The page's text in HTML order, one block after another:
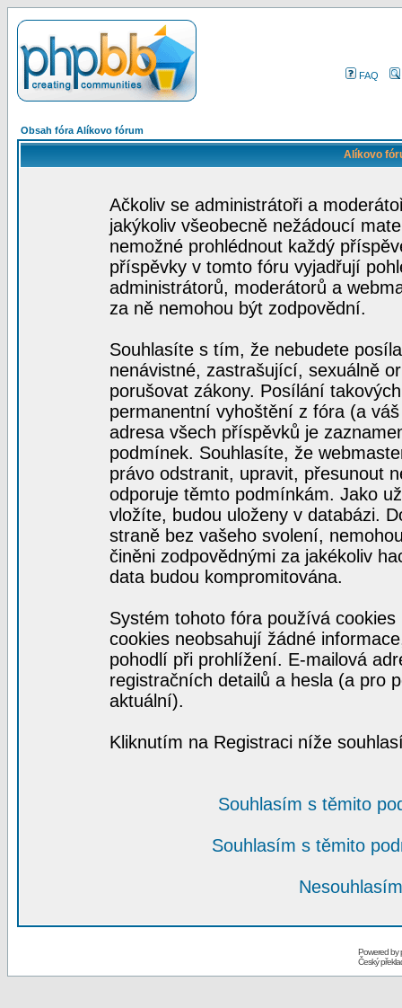
FAQ
Obsah fóra Alíkovo fórum
Alíkovo
Ačkoliv se administrátoři a
jakýkoliv všeobecně nežádoucí
nemožné prohlédnout každý
příspěvky v tomto fóru vyjadřují
administrátorů, moderátorů a
za ně nemohou být zodpovědní.
Souhlasíte s tím, že nebudete
nenávistné, zastrašující, sexuálně
porušovat zákony. Posílání
permanentní vyhoštění z fóra (a
adresa všech příspěvků je
podmínek. Souhlasíte, že
právo odstranit, upravit, přesunout
odporuje těmto podmínkám. Jako
vložíte, budou uloženy v databázi.
straně bez vašeho svolení,
činěni zodpovědnými za jakékoliv
data budou kompromitována.
Systém tohoto fóra používá
cookies neobsahují žádné
pohodlí při prohlížení. E-mailová
registračních detailů a hesla (a pro
aktuální).
Kliknutím na Registraci níže
Souhlasím s těmito
Souhlasím s těmito
Powered by
Český